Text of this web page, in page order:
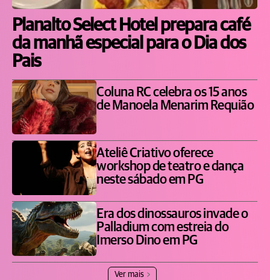
Planalto Select Hotel prepara café
da manhã especial para o Dia dos
Pais
Coluna RC celebra os 15 anos
de Manoela Menarim Requião
Ateliê Criativo oferece
workshop de teatro e dança
neste sábado em PG
Era dos dinossauros invade o
Palladium com estreia do
Imerso Dino em PG
Ver mais